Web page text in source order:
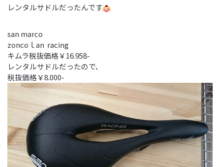
レンタルサドルだったんです
san marco
zoncoｌan racing
キムラ税抜価格￥16.958-
レンタルサドルだったので、
税抜価格￥8.000-